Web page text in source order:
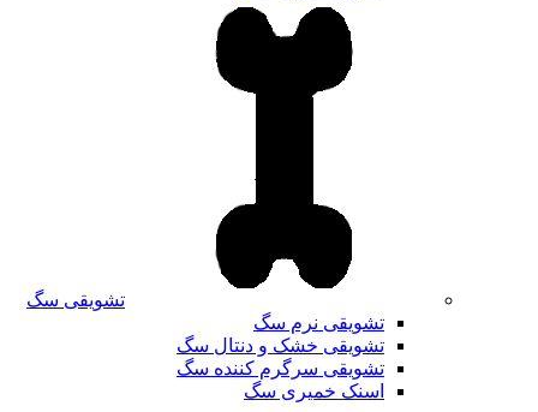
تشویقی سگ
تشویقی نرم سگ
تشویقی خشک و دنتال سگ
تشویقی سرگرم کننده سگ
اسنک خمیری سگ